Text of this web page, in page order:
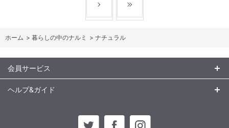
ホーム > 暮らしの中のナルミ > ナチュラル
会員サービス
ヘルプ&ガイド